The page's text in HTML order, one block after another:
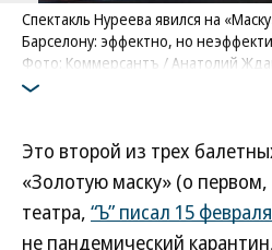
Спектакль Нуреева явился на
Барселону: эффектно, но
Фото: Коммерсантъ / Анатолий
Это второй из трех
«Золотую маску» (о
театра, “Ъ” писал 15 февраля
не пандемический